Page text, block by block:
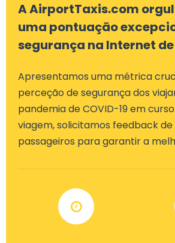
A AirportTaxis.com
uma pontuação
segurança na Internet de
Apresentamos uma métrica
perceção de segurança dos
pandemia de COVID-19 em
viagem, solicitamos feedback de
passageiros para garantir a